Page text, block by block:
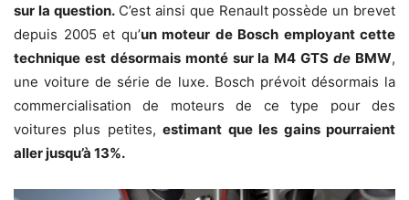
sur la question.C’est ainsi que Renault possède un brevet
depuis 2005 et qu’un moteur de Bosch employant cette
technique est désormais monté sur la M4 GTS de BMW,
une voiture de série de luxe. Bosch prévoit désormais la
commercialisation de moteurs de ce type pour des
voitures plus petites,estimant que les gains pourraient
aller jusqu’à 13%.